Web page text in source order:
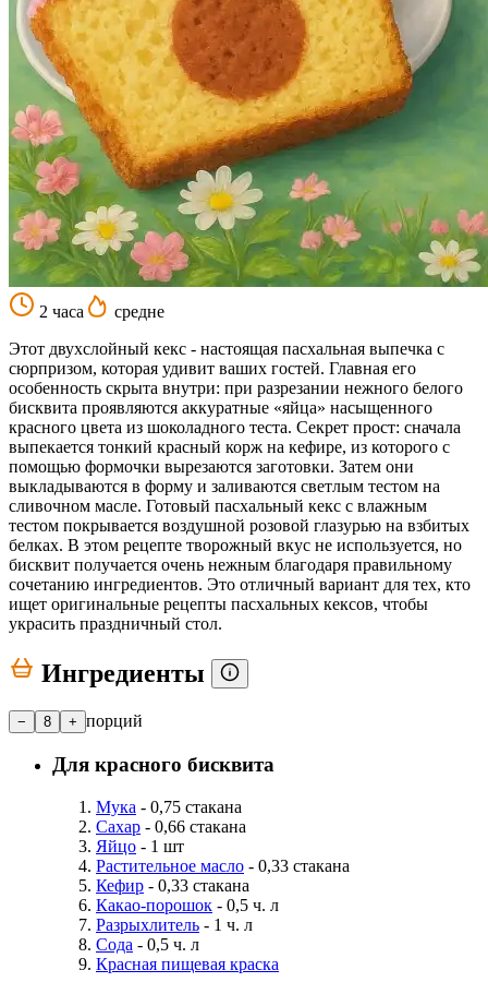
2 часа
средне
Этот двухслойный кекс - настоящая пасхальная выпечка с
сюрпризом, которая удивит ваших гостей. Главная его
особенность скрыта внутри: при разрезании нежного белого
бисквита проявляются аккуратные «яйца» насыщенного
красного цвета из шоколадного теста. Секрет прост: сначала
выпекается тонкий красный корж на кефире, из которого с
помощью формочки вырезаются заготовки. Затем они
выкладываются в форму и заливаются светлым тестом на
сливочном масле. Готовый пасхальный кекс с влажным
тестом покрывается воздушной розовой глазурью на взбитых
белках. В этом рецепте творожный вкус не используется, но
бисквит получается очень нежным благодаря правильному
сочетанию ингредиентов. Это отличный вариант для тех, кто
ищет оригинальные рецепты пасхальных кексов, чтобы
украсить праздничный стол.
Ингредиенты
− 8 + порций
Для красного бисквита
Мука - 0,75 стакана
Сахар - 0,66 стакана
Яйцо - 1 шт
Растительное масло - 0,33 стакана
Кефир - 0,33 стакана
Какао-порошок - 0,5 ч. л
Разрыхлитель - 1 ч. л
Сода - 0,5 ч. л
Красная пищевая краска